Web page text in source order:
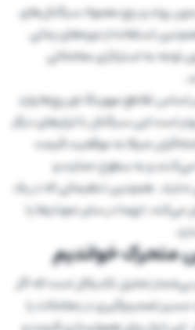
روند و رنج معمولا سیگنال‌های
استفاده از دوره‌های زمانی
توجه به استراتژی معاملاتی
اساس تقاطع مووینگ اوریج‌ها وارد
است این سیگنال با ابزارهای دیگر
صرفا به موقعیت قیمت
و به سطوح حمایت و
ندارند. همچنین تنظیماتی که در یک
لزوما در سایر نمودارها یا
متحرک خواندیم
بی‌شمار تحلیل تکنیکال است که اگر
تصمیم‌گیری در معاملات را